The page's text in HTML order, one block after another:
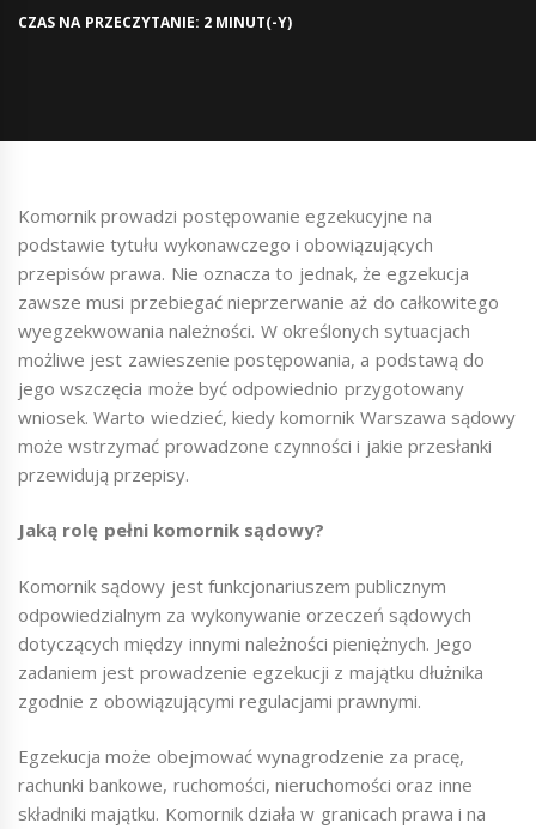
CZAS NA PRZECZYTANIE: 2 MINUT(-Y)
Komornik prowadzi postępowanie egzekucyjne na
podstawie tytułu wykonawczego i obowiązujących
przepisów prawa. Nie oznacza to jednak, że egzekucja
zawsze musi przebiegać nieprzerwanie aż do całkowitego
wyegzekwowania należności. W określonych sytuacjach
możliwe jest zawieszenie postępowania, a podstawą do
jego wszczęcia może być odpowiednio przygotowany
wniosek. Warto wiedzieć, kiedy komornik Warszawa sądowy
może wstrzymać prowadzone czynności i jakie przesłanki
przewidują przepisy.
Jaką rolę pełni komornik sądowy?
Komornik sądowy jest funkcjonariuszem publicznym
odpowiedzialnym za wykonywanie orzeczeń sądowych
dotyczących między innymi należności pieniężnych. Jego
zadaniem jest prowadzenie egzekucji z majątku dłużnika
zgodnie z obowiązującymi regulacjami prawnymi.
Egzekucja może obejmować wynagrodzenie za pracę,
rachunki bankowe, ruchomości, nieruchomości oraz inne
składniki majątku. Komornik działa w granicach prawa i na